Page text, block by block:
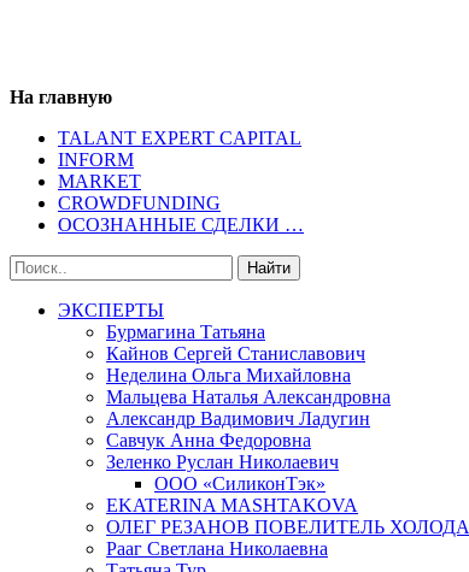
На главную
TALANT EXPERT CAPITAL
INFORM
MARKET
CROWDFUNDING
ОСОЗНАННЫЕ СДЕЛКИ …
ЭКСПЕРТЫ
Бурмагина Татьяна
Кайнов Сергей Станиславович
Неделина Ольга Михайловна
Мальцева Наталья Александровна
Александр Вадимович Ладугин
Савчук Анна Федоровна
Зеленко Руслан Николаевич
ООО «СиликонТэк»
EKATERINA MASHTAKOVA
ОЛЕГ РЕЗАНОВ ПОВЕЛИТЕЛЬ ХОЛОДА
Рааг Светлана Николаевна